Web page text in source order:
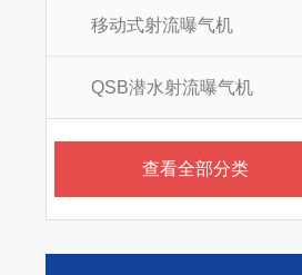
移动式射流曝气机
QSB潜水射流曝气机
查看全部分类